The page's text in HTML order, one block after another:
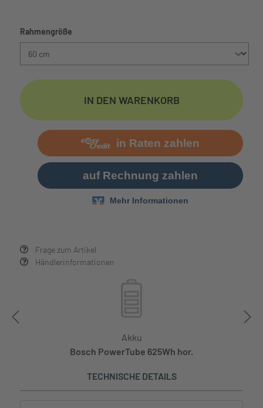
Frage zum Artikel
Händlerinformationen
Rahmengröße
IN DEN WARENKORB
Akku
Bosch PowerTube 625Wh hor.
TECHNISCHE DETAILS